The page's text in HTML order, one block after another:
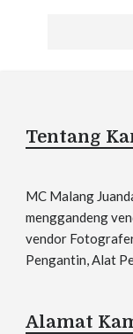
Tentang
MC Malang
menggandeng
vendor
Pengantin, Alat
Alamat